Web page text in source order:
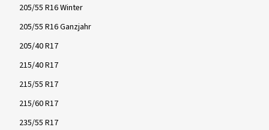
205/55 R16 Winter
205/55 R16 Ganzjahr
205/40 R17
215/40 R17
215/55 R17
215/60 R17
235/55 R17